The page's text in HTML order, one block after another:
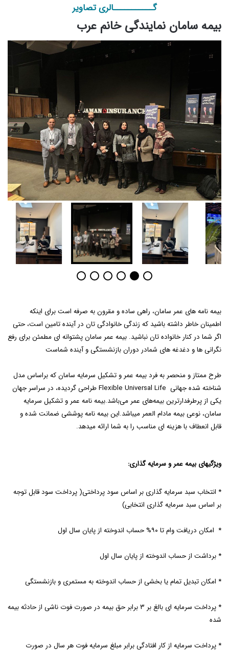
گـــــــــــالری تصاویر
بیمه سامان نمایندگی خانم عرب
بیمه نامه های عمر سامان، راهی ساده و مقرون به صرفه است برای اینکه
اطمینان خاطر داشته باشید که زندگی خانوادگی تان در آینده تامین است، حتی
اگر شما در کنار خانواده تان نباشید. بیمه عمر سامان پشتوانه ای مطمئن برای رفع
نگرانی ها و دغدغه های شمادر دوران بازنشستگی و آینده شماست
طرح ممتاز و منحصر به فرد بیمه عمر و تشکیل سرمایه سامان که براساس مدل
شناخته شده جهانی Flexible Universal Life طراحی گردیده، در سراسر جهان
یکی از پرطرفدارترین بیمه‌های عمر می‌باشد.بیمه نامه عمر و تشکیل سرمایه
سامان، نوعی بیمه مادام العمر می­باشد.این بیمه نامه پوششی ضمانت شده و
قابل انعطاف با هزینه ای مناسب را به شما ارائه می­دهد.
ویژگیهای بیمه عمر و سرمایه گذاری:
* انتخاب سبد سرمایه گذاری بر اساس سود پرداختی( پرداخت سود قابل توجه
بر اساس سبد سرمایه گذاری انتخابی)
* امکان دریافت وام تا ۹۰% حساب اندوخته از پایان سال اول
* برداشت از حساب اندوخته از پایان سال اول
* امکان تبدیل تمام یا بخشی از حساب اندوخته به مستمری و بازنشستگی
* پرداخت سرمایه ای بالغ بر ۳ برابر حق بیمه در صورت فوت ناشی از حادثه بیمه
شده
* پرداخت سرمایه از کار افتادگی برابر مبلغ سرمایه فوت هر سال در صورت